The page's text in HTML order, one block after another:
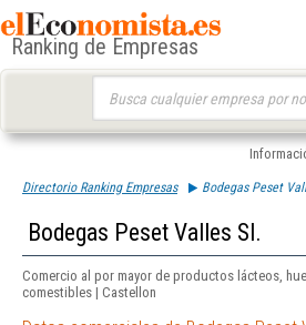
Ranking de Empresas
Directorio Ranking Empresas Bodegas Peset
Bodegas Peset Valles Sl.
Comercio al por mayor de productos lácteos,
comestibles | Castellon